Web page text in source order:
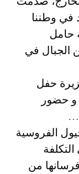
وطننا
حامل
الجبال في
حفل
و حضور
…
الفروسية
من